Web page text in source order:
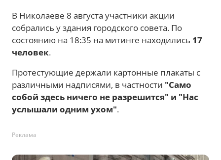
В Николаеве 8 августа участники акции
собрались у здания городского совета. По
состоянию на 18:35 на митинге находились 17
человек.
Протестующие держали картонные плакаты с
различными надписями, в частности "Само
собой здесь ничего не разрешится" и "Нас
услышали одним ухом".
Реклама